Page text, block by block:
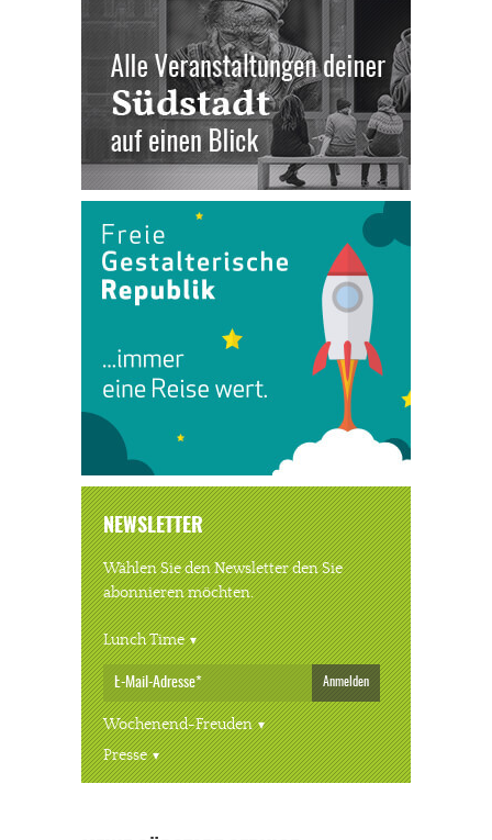
« ALLE VERANSTALTUNGEN
NEWSLETTER
Wählen Sie den Newsletter den Sie
abonnieren möchten.
Lunch Time
Anmelden
Wochenend-Freuden
Presse